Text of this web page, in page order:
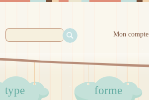
Mon compte
type forme